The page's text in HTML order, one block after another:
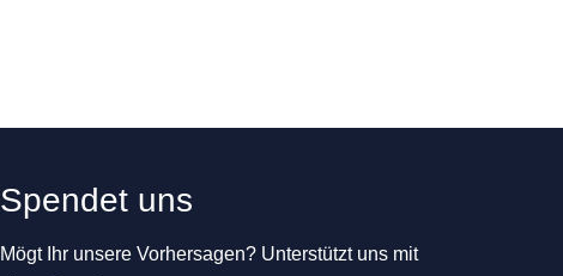
Spendet uns
Mögt Ihr unsere Vorhersagen? Unterstützt uns mit